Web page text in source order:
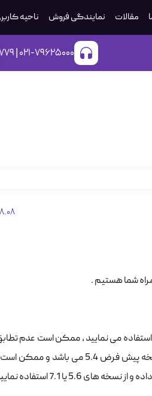
مقالات نمایندگی فروش ناحیه
021-79625000 | 1779
موجب شود که سایت را مشاهده نکنید و اررور دریافت نمایید . با توجه به اینکه